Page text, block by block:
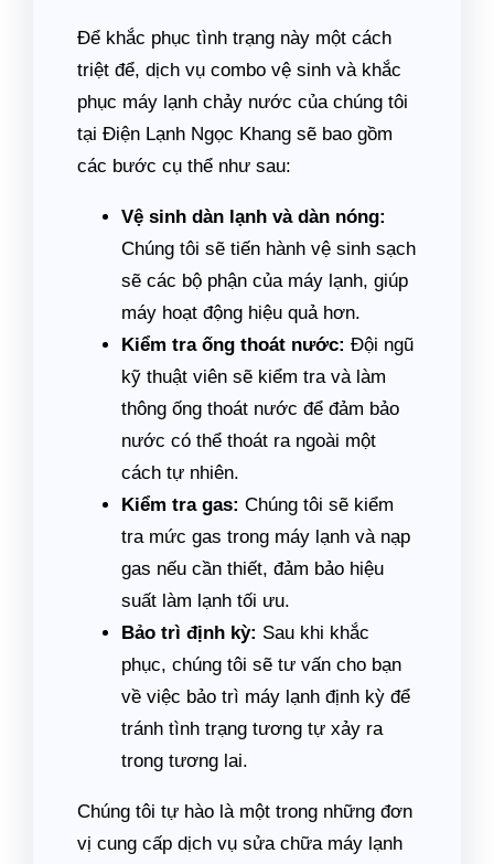
Để khắc phục tình trạng này một cách
triệt để, dịch vụ combo vệ sinh và khắc
phục máy lạnh chảy nước của chúng tôi
tại Điện Lạnh Ngọc Khang sẽ bao gồm
các bước cụ thể như sau:
Vệ sinh dàn lạnh và dàn nóng:
Chúng tôi sẽ tiến hành vệ sinh sạch
sẽ các bộ phận của máy lạnh, giúp
máy hoạt động hiệu quả hơn.
Kiểm tra ống thoát nước: Đội ngũ
kỹ thuật viên sẽ kiểm tra và làm
thông ống thoát nước để đảm bảo
nước có thể thoát ra ngoài một
cách tự nhiên.
Kiểm tra gas: Chúng tôi sẽ kiểm
tra mức gas trong máy lạnh và nạp
gas nếu cần thiết, đảm bảo hiệu
suất làm lạnh tối ưu.
Bảo trì định kỳ: Sau khi khắc
phục, chúng tôi sẽ tư vấn cho bạn
về việc bảo trì máy lạnh định kỳ để
tránh tình trạng tương tự xảy ra
trong tương lai.
Chúng tôi tự hào là một trong những đơn
vị cung cấp dịch vụ sửa chữa máy lạnh